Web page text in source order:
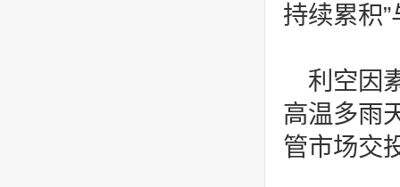
持续累积
利空因
高温多雨
管市场交